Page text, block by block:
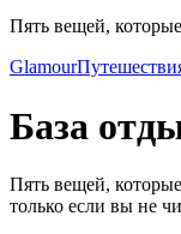
Пять вещей,
Glamour
База
Пять вещей,
только если вы не